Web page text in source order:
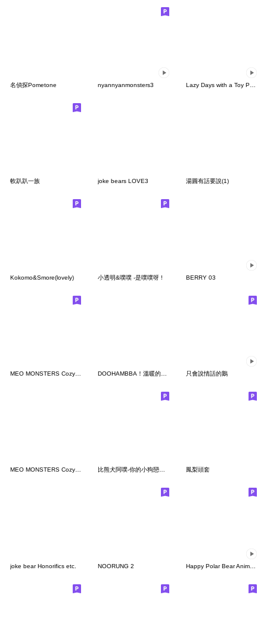
名偵探Pometone nyannyanmonsters3 Lazy Days with a Toy Poodle3
軟趴趴一族 joke bears LOVE3 湯圓有話要說(1)
Kokomo&Smore(lovely) 小透明&噗噗 -是噗噗呀 ! BERRY 03
只會說情話的鵝
MEO MONSTERS Cozy Moment 比熊犬阿噗-你的小狗戀愛了૮ ˶ˆ ﻌ ˆ˶ ა 鳳梨頭套
joke bear Honorifics etc. NOORUNG 2 Happy Polar Bear Animated Stickers